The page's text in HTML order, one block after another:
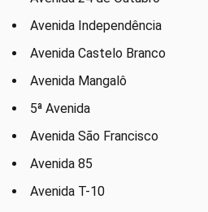
Avenida Independência
Avenida Castelo Branco
Avenida Mangalô
5ª Avenida
Avenida São Francisco
Avenida 85
Avenida T-10